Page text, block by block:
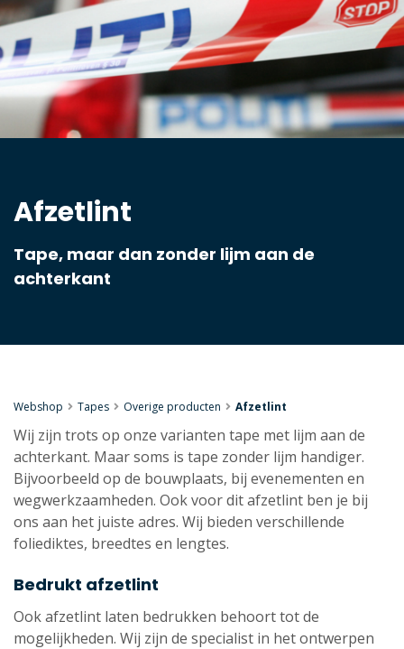
Afzetlint
Tape, maar dan zonder lijm aan de
achterkant
Webshop Tapes Overige producten Afzetlint
Wij zijn trots op onze varianten tape met lijm aan de
achterkant. Maar soms is tape zonder lijm handiger.
Bijvoorbeeld op de bouwplaats, bij evenementen en
wegwerkzaamheden. Ook voor dit afzetlint ben je bij
ons aan het juiste adres. Wij bieden verschillende
foliediktes, breedtes en lengtes.
Bedrukt afzetlint
Ook afzetlint laten bedrukken behoort tot de
mogelijkheden. Wij zijn de specialist in het ontwerpen